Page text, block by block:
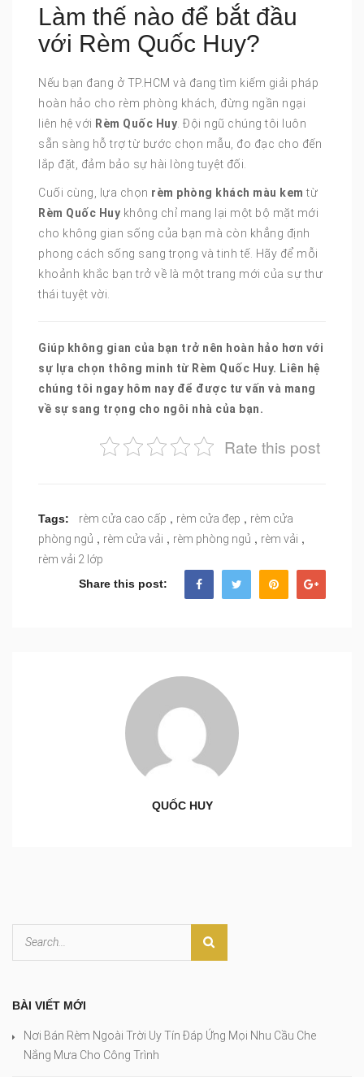
Làm thế nào để bắt đầu
với Rèm Quốc Huy?
Nếu bạn đang ở TP.HCM và đang tìm kiếm giải pháp
hoàn hảo cho rèm phòng khách, đừng ngần ngại
liên hệ với Rèm Quốc Huy . Đội ngũ chúng tôi luôn
sẵn sàng hỗ trợ từ bước chọn mẫu, đo đạc cho đến
lắp đặt, đảm bảo sự hài lòng tuyệt đối.
Cuối cùng, lựa chọn rèm phòng khách màu kem từ
Rèm Quốc Huy không chỉ mang lại một bộ mặt mới
cho không gian sống của bạn mà còn khẳng định
phong cách sống sang trọng và tinh tế. Hãy để mỗi
khoảnh khắc bạn trở về là một trang mới của sự thư
thái tuyệt vời.
Giúp không gian của bạn trở nên hoàn hảo hơn với
sự lựa chọn thông minh từ Rèm Quốc Huy. Liên hệ
chúng tôi ngay hôm nay để được tư vấn và mang
về sự sang trọng cho ngôi nhà của bạn.
Rate this post
Tags: rèm cửa cao cấp , rèm cửa đẹp , rèm cửa
phòng ngủ , rèm cửa vải , rèm phòng ngủ , rèm vải ,
rèm vải 2 lớp
Share this post:
QUỐC HUY
BÀI VIẾT MỚI
Nơi Bán Rèm Ngoài Trời Uy Tín Đáp Ứng Mọi Nhu Cầu Che
Nắng Mưa Cho Công Trình